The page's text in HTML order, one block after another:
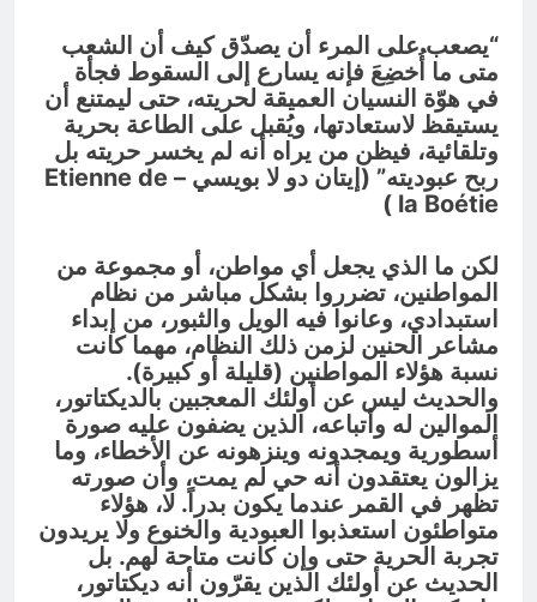
“يصعب على المرء أن يصدّق كيف أن الشعب
متى ما أُخضِعَ فإنه يسارع إلى السقوط فجأة
في هوّة النسيان العميقة لحريته، حتى ليمتنع أن
يستيقظ لاستعادتها، ويُقبل على الطاعة بحرية
وتلقائية، فيظن من يراه أنه لم يخسر حريته بل
ربح عبوديته” (إيتان دو لا بويسي – Etienne de
la Boétie
)
لكن ما الذي يجعل أي مواطن، أو مجموعة من
المواطنين، تضرروا بشكل مباشر من نظام
استبدادي، وعانوا فيه الويل والثبور، من إبداء
مشاعر الحنين لزمن ذلك النظام، مهما كانت
نسبة هؤلاء المواطنين (قليلة أو كبيرة).
والحديث ليس عن أولئك المعجبين بالديكتاتور،
الموالين له وأتباعه، الذين يضفون عليه صورة
أسطورية ويمجدونه وينزهونه عن الأخطاء، وما
يزالون يعتقدون أنه حي لم يمت، وأن صورته
تظهر في القمر عندما يكون بدراً. لا، هؤلاء
متواطئون استعذبوا العبودية والخنوع ولا يريدون
تجربة الحرية حتى وإن كانت متاحة لهم. بل
الحديث عن أولئك الذين يقرّون أنه ديكتاتور،